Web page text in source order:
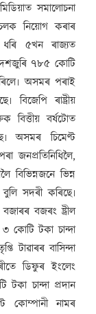
সমালোচনা
নিয়োগ কৰাৰ
ধৰি ৫খন ৰাজ্যত
দেশজুৰি ৭৮৫ কোটি
অসমৰ পৰাই
বিজেপি ৰাষ্ট্ৰীয়
বিত্তীয় বৰ্ষটোত
অসমৰ চিমেণ্ট
জনপ্ৰতিনিধিলৈ,
বিভিন্নজনে ভিন্ন
সদৰী কৰিছে৷
বজৰং ষ্ট্ৰীল
৩ কোটি টকা চান্দা
টাৱাৰৰ বাসিন্দা
ডিফুৰ ইংলেং
টকা চান্দা প্ৰদান
কোম্পানী নামৰ